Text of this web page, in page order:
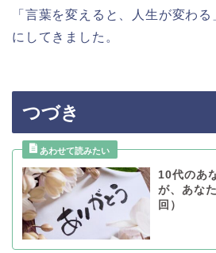
「言葉を変えると、人生が変わ
にしてきました。
つづき
10代のあ
が、あな
回）